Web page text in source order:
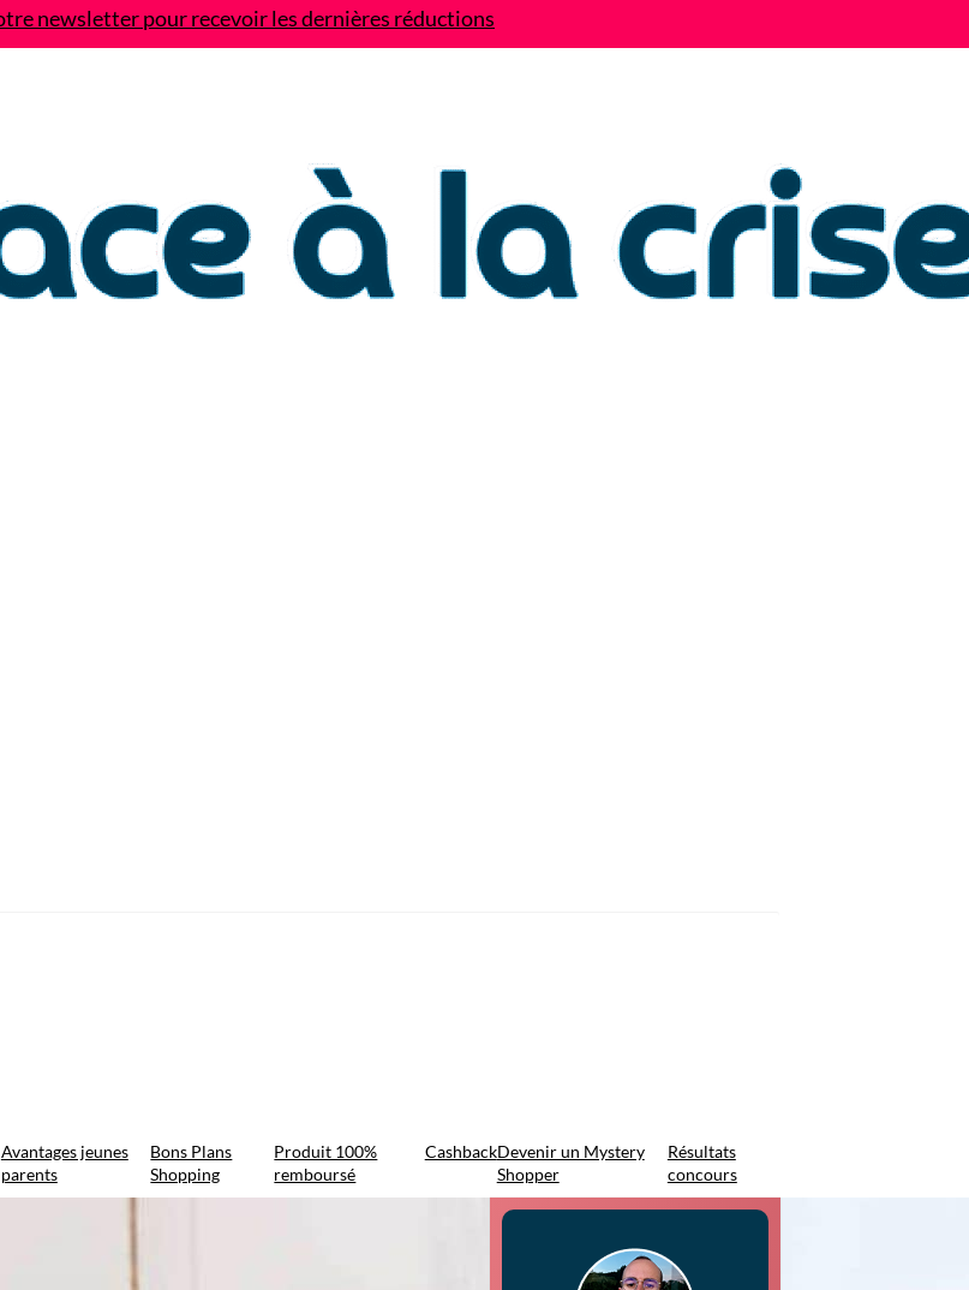
newsletter pour recevoir les dernières réductions
Avantages jeunes
parents
Bons Plans
Shopping
Produit 100%
remboursé
CashbackDevenir un Mystery
Shopper
Résultats
concours